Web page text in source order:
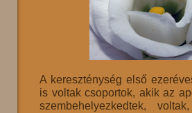
A kereszténység első
is voltak csoportok, akik az
szembehelyezkedtek,